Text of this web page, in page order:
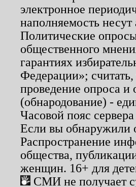
электронное
наполняемость несут
Политические
общественного
гарантиях
Федерации»;
проведение опроса
(обнародование) -
Часовой пояс
Если вы обнаружили
Распространение
общества,
женщин. 16+ для
СМИ не получает